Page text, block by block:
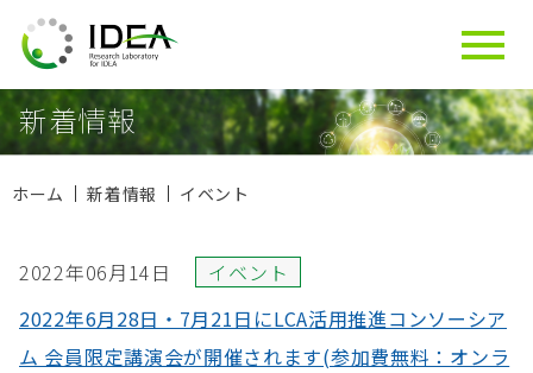
新着情報
ホーム 新着情報 イベント
2022年06月14日
イベント
2022年6月28日・7月21日にLCA活用推進コンソーシア
ム 会員限定講演会が開催されます(参加費無料：オンラ